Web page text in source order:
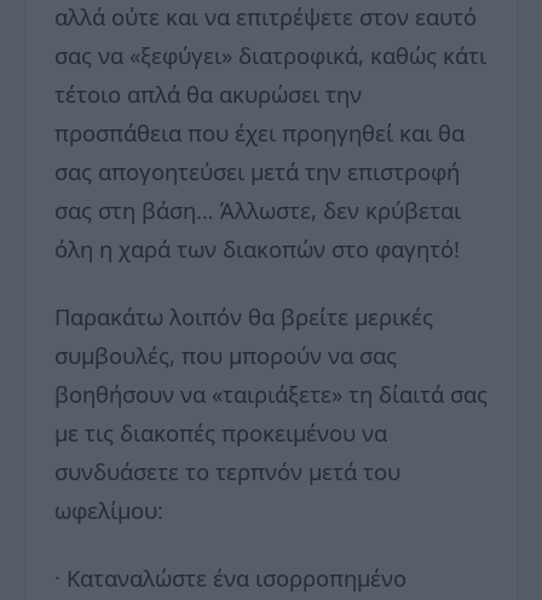
αλλά ούτε και να επιτρέψετε στον εαυτό
σας να «ξεφύγει» διατροφικά, καθώς κάτι
τέτοιο απλά θα ακυρώσει την
προσπάθεια που έχει προηγηθεί και θα
σας απογοητεύσει μετά την επιστροφή
σας στη βάση… Άλλωστε, δεν κρύβεται
όλη η χαρά των διακοπών στο φαγητό!
Παρακάτω λοιπόν θα βρείτε μερικές
συμβουλές, που μπορούν να σας
βοηθήσουν να «ταιριάξετε» τη δίαιτά σας
με τις διακοπές προκειμένου να
συνδυάσετε το τερπνόν μετά του
ωφελίμου:
· Καταναλώστε ένα ισορροπημένο